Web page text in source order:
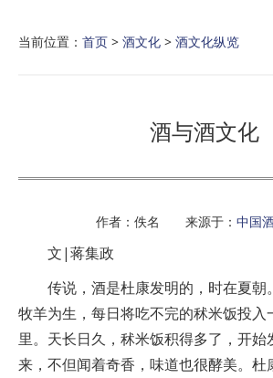
当前位置： 首页 > 酒文化 > 酒文化纵览
酒与酒文化
作者：佚名 来源于： 中国
文|蒋集政
传说，酒是杜康发明的，时在夏朝
牧羊为生，每日将吃不完的秫米饭投入
里。天长日久，秫米饭积得多了，开始
来，不但闻着奇香，味道也很酵美。杜